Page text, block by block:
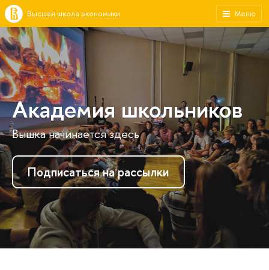
Меню
Высшая школа экономики
Академия школьников
Вышка начинается здесь
Подписаться на рассылки